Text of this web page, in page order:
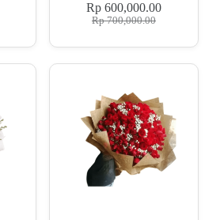
Rp700,000.00
Rp 600,000.00